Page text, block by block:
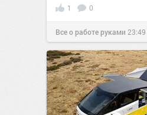
1 0
Все о работе руками 23:49